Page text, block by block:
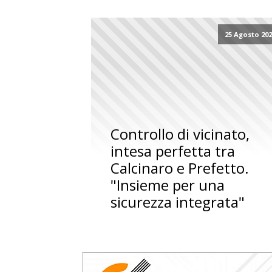
25 Agosto
Controllo di vicinato,
intesa perfetta tra
Calcinaro e Prefetto.
"Insieme per una
sicurezza integrata"